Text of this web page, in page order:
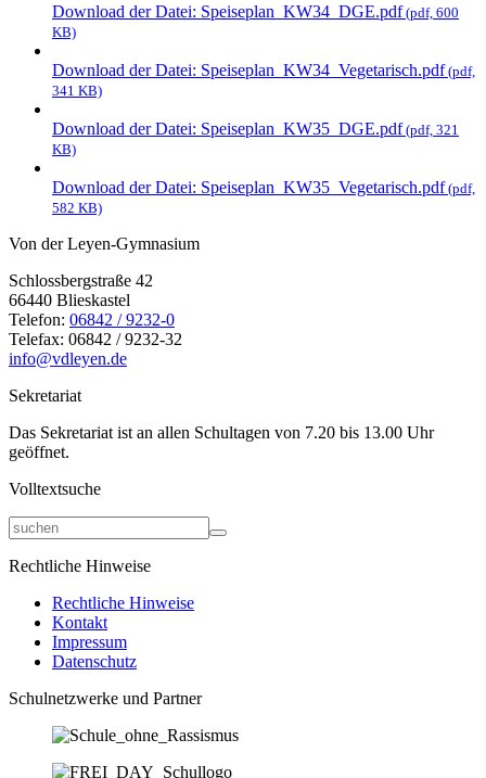
Download der Datei: Speiseplan_KW34_DGE.pdf(pdf, 600
KB)
Download der Datei: Speiseplan_KW34_Vegetarisch.pdf(pdf,
341 KB)
Download der Datei: Speiseplan_KW35_DGE.pdf(pdf, 321
KB)
Download der Datei: Speiseplan_KW35_Vegetarisch.pdf(pdf,
582 KB)
Von der Leyen-Gymnasium
Schlossbergstraße 42
66440 Blieskastel
Telefon: 06842 / 9232-0
Telefax: 06842 / 9232-32
info@vdleyen.de
Sekretariat
Das Sekretariat ist an allen Schultagen von 7.20 bis 13.00 Uhr
geöffnet.
Volltextsuche
Rechtliche Hinweise
Rechtliche Hinweise
Kontakt
Impressum
Datenschutz
Schulnetzwerke und Partner